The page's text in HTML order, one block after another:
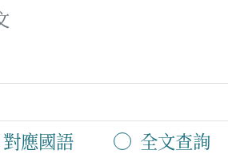
對應國語 全文查詢